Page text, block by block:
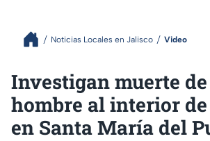
Noticias Locales en Jalisco Video
Investigan muerte
hombre al interior
en Santa María del